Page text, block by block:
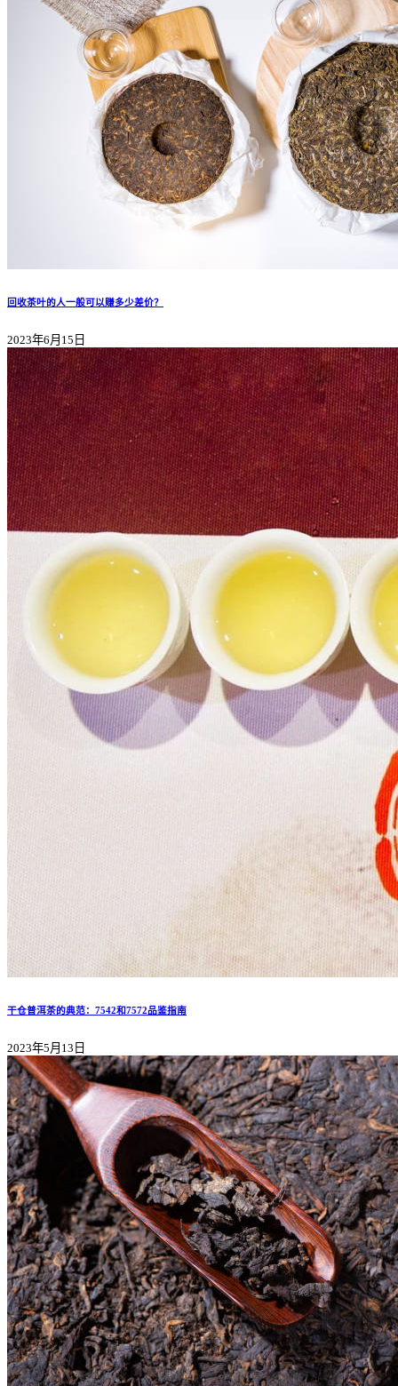
回收茶叶的人一般可以赚多少差价？
2023年6月15日
干仓普洱茶的典范：7542和7572品鉴指南
2023年5月13日